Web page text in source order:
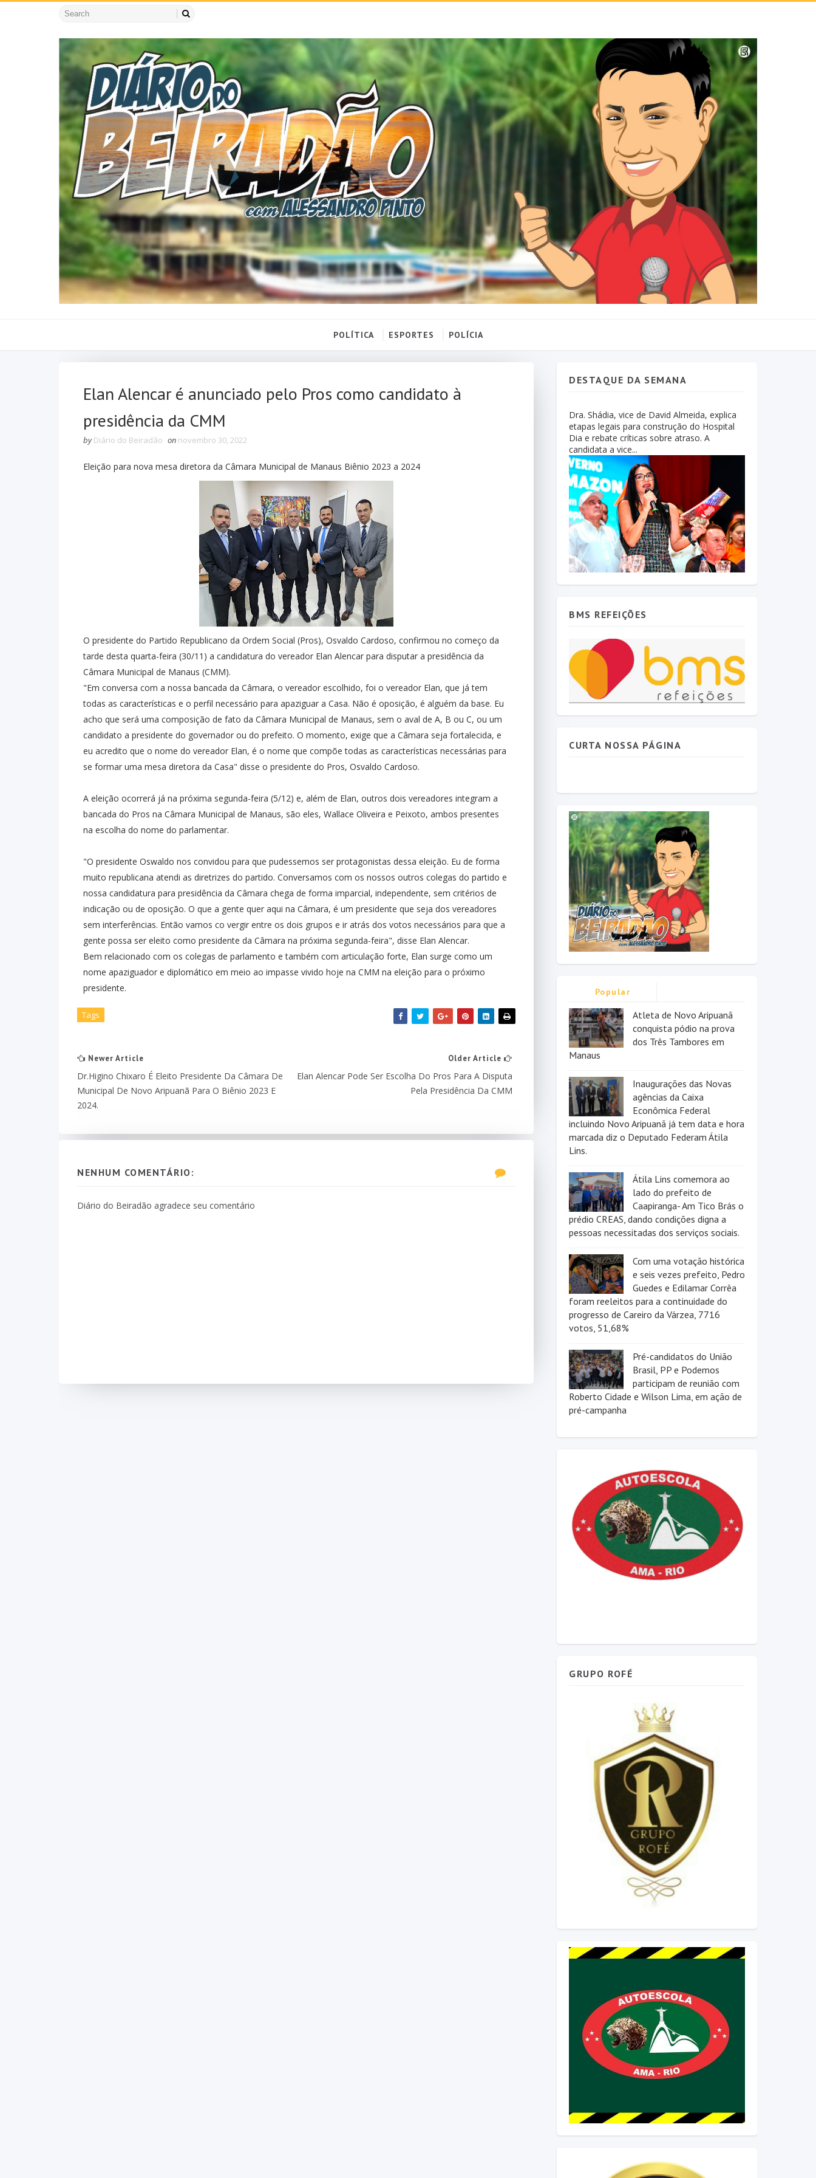
POLÍTICA ESPORTES POLÍCIA
Elan Alencar é anunciado pelo Pros como candidato à
presidência da CMM
by Diário do Beiradão on novembro 30, 2022
Eleição para nova mesa diretora da Câmara Municipal de Manaus Biênio 2023 a 2024
O presidente do Partido Republicano da Ordem Social (Pros), Osvaldo Cardoso, confirmou no começo da
tarde desta quarta-feira (30/11) a candidatura do vereador Elan Alencar para disputar a presidência da
Câmara Municipal de Manaus (CMM).
"Em conversa com a nossa bancada da Câmara, o vereador escolhido, foi o vereador Elan, que já tem
todas as características e o perfil necessário para apaziguar a Casa. Não é oposição, é alguém da base. Eu
acho que será uma composição de fato da Câmara Municipal de Manaus, sem o aval de A, B ou C, ou um
candidato a presidente do governador ou do prefeito. O momento, exige que a Câmara seja fortalecida, e
eu acredito que o nome do vereador Elan, é o nome que compõe todas as características necessárias para
se formar uma mesa diretora da Casa" disse o presidente do Pros, Osvaldo Cardoso.
A eleição ocorrerá já na próxima segunda-feira (5/12) e, além de Elan, outros dois vereadores integram a
bancada do Pros na Câmara Municipal de Manaus, são eles, Wallace Oliveira e Peixoto, ambos presentes
na escolha do nome do parlamentar.
"O presidente Oswaldo nos convidou para que pudessemos ser protagonistas dessa eleição. Eu de forma
muito republicana atendi as diretrizes do partido. Conversamos com os nossos outros colegas do partido e
nossa candidatura para presidência da Câmara chega de forma imparcial, independente, sem critérios de
indicação ou de oposição. O que a gente quer aqui na Câmara, é um presidente que seja dos vereadores
sem interferências. Então vamos co vergir entre os dois grupos e ir atrás dos votos necessários para que a
gente possa ser eleito como presidente da Câmara na próxima segunda-feira", disse Elan Alencar.
Bem relacionado com os colegas de parlamento e também com articulação forte, Elan surge como um
nome apaziguador e diplomático em meio ao impasse vivido hoje na CMM na eleição para o próximo
presidente.
Tags
Newer Article
Dr.Higino Chixaro É Eleito Presidente Da Câmara De
Municipal De Novo Aripuanã Para O Biênio 2023 E
2024.
Older Article
Elan Alencar Pode Ser Escolha Do Pros Para A Disputa
Pela Presidência Da CMM
NENHUM COMENTÁRIO:
Diário do Beiradão agradece seu comentário
DESTAQUE DA SEMANA
Dra. Shádia, vice de David Almeida, explica
etapas legais para construção do Hospital
Dia e rebate críticas sobre atraso. A
candidata a vice...
BMS REFEIÇÕES
CURTA NOSSA PÁGINA
Popular
Atleta de Novo Aripuanã
conquista pódio na prova
dos Três Tambores em
Manaus
Inaugurações das Novas
agências da Caixa
Econômica Federal
incluindo Novo Aripuanã já tem data e hora
marcada diz o Deputado Federam Átila
Lins.
Átila Lins comemora ao
lado do prefeito de
Caapiranga- Am Tico Brás o
prédio CREAS, dando condições digna a
pessoas necessitadas dos serviços sociais.
Com uma votação histórica
e seis vezes prefeito, Pedro
Guedes e Edilamar Corrêa
foram reeleitos para a continuidade do
progresso de Careiro da Várzea, 7716
votos, 51,68%
Pré-candidatos do União
Brasil, PP e Podemos
participam de reunião com
Roberto Cidade e Wilson Lima, em ação de
pré-campanha
GRUPO ROFÉ